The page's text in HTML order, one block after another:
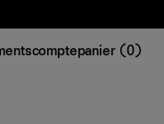
comptepanier (0)